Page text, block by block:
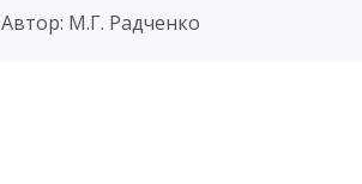
Автор: М.Г. Радченко